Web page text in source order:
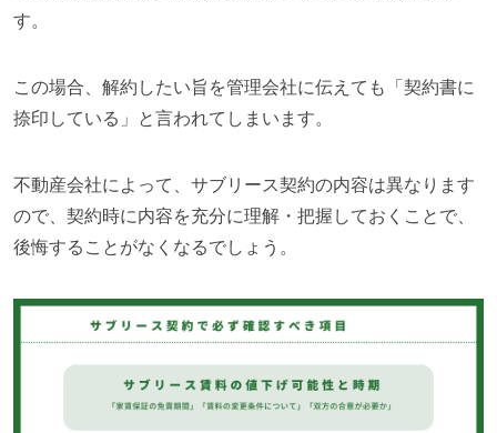
す。
この場合、解約したい旨を管理会社に伝えても「契約書に
捺印している」と言われてしまいます。
不動産会社によって、サブリース契約の内容は異なります
ので、 契約時に内容を充分に理解・把握しておくことで、
後悔することがなくなるでしょう。